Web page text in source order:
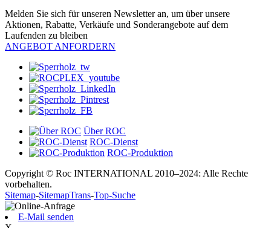
Melden Sie sich für unseren Newsletter an, um über unsere
Aktionen, Rabatte, Verkäufe und Sonderangebote auf dem
Laufenden zu bleiben
ANGEBOT ANFORDERN
Über ROC
ROC-Dienst
ROC-Produktion
Copyright © Roc INTERNATIONAL 2010–2024: Alle Rechte
vorbehalten.
Sitemap-SitemapTrans-Top-Suche
E-Mail senden